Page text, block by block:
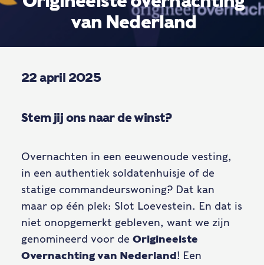
Tickets
van Nederland
22 april 2025
Stem jij ons naar de winst?
Overnachten in een eeuwenoude vesting,
in een authentiek soldatenhuisje of de
statige commandeurswoning? Dat kan
maar op één plek: Slot Loevestein. En dat is
niet onopgemerkt gebleven, want we zijn
genomineerd voor de Origineelste
Overnachting van Nederland! Een